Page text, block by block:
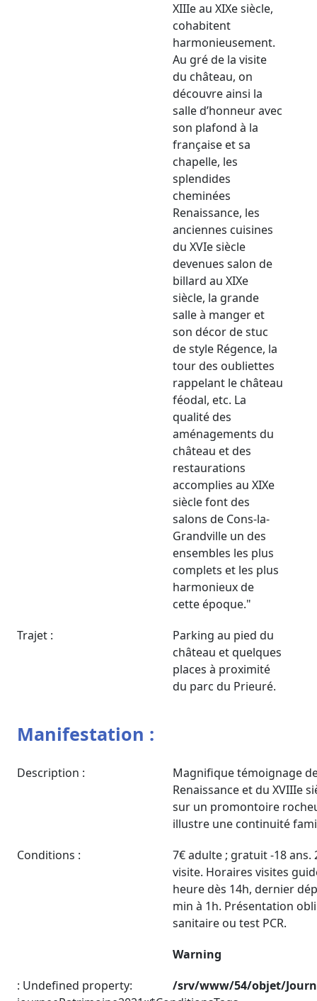
XIIIe au XIXe siècle,
cohabitent
harmonieusement.
Au gré de la visite
du château, on
découvre ainsi la
salle d’honneur avec
son plafond à la
française et sa
chapelle, les
splendides
cheminées
Renaissance, les
anciennes cuisines
du XVIe siècle
devenues salon de
billard au XIXe
siècle, la grande
salle à manger et
son décor de stuc
de style Régence, la
tour des oubliettes
rappelant le château
féodal, etc. La
qualité des
aménagements du
château et des
restaurations
accomplies au XIXe
siècle font des
salons de Cons-la-
Grandville un des
ensembles les plus
complets et les plus
harmonieux de
cette époque."
Trajet :
Parking au pied du
château et quelques
places à proximité
du parc du Prieuré.
Manifestation :
Description :
Magnifique témoignage
Renaissance et du XVIIIe
sur un promontoire
illustre une continuité
Conditions :
7€ adulte ; gratuit -18 ans.
visite. Horaires visites
heure dès 14h, dernier
min à 1h. Présentation
sanitaire ou test PCR.
Warning
: Undefined property:
/srv/www/54/objet/